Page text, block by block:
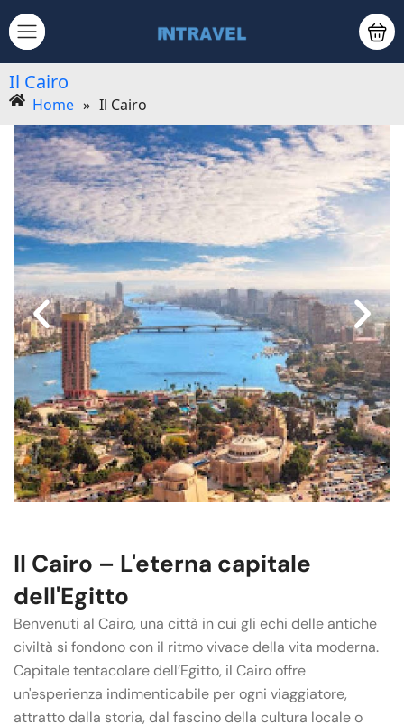
Il Cairo
Home » Il Cairo
Il Cairo – L'eterna capitale
dell'Egitto
Benvenuti al Cairo, una città in cui gli echi delle antiche
civiltà si fondono con il ritmo vivace della vita moderna.
Capitale tentacolare dell’Egitto, il Cairo offre
un'esperienza indimenticabile per ogni viaggiatore,
attratto dalla storia, dal fascino della cultura locale o